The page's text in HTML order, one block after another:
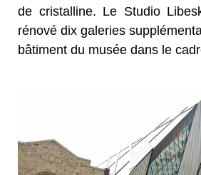
de cristalline. Le Studio
rénové dix galeries
bâtiment du musée dans le